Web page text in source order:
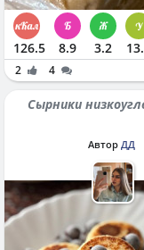
126.5 8.9 3.2
2 4
Сырники
Автор ДД